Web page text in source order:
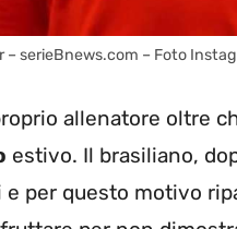
– serieBnews.com – Foto
allenatore oltre
estivo. Il brasiliano,
per questo motivo